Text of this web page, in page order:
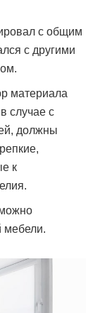
с общим
с другими
материала
случае с
должны
к
мебели.